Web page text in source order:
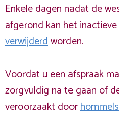
Enkele dagen nadat de
afgerond kan het
verwijderdworden.
Voordat u een afspraak
zorgvuldig na te gaan of
veroorzaakt door